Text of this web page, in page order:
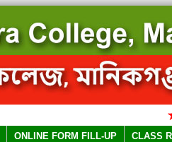
ONLINE FORM FILL-UP CLASS